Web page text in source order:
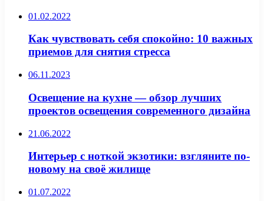
01.02.2022
Как чувствовать себя спокойно: 10 важных
приемов для снятия стресса
06.11.2023
Освещение на кухне — обзор лучших
проектов освещения современного дизайна
21.06.2022
Интерьер с ноткой экзотики: взгляните по-
новому на своё жилище
01.07.2022